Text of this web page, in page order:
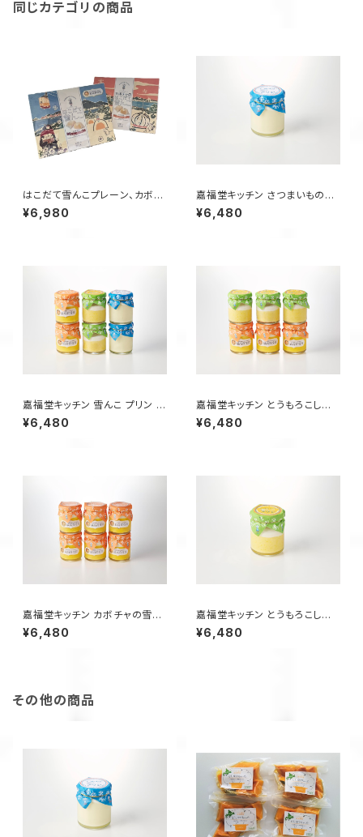
同じカテゴリの商品
はこだて雪んこプレーン、カボチ
ャ6個入×各1箱
¥6,980
嘉福堂キッチン さつまいもの雪
んこ プリン 6個入 / サステナブ
ル 北海道限定 函館 手作り スイ
¥6,480
嘉福堂キッチン 雪んこ プリン シ
リーズ 6個入 （ さつまいも、か
ぼちゃ、とうもろこし×各2個）/
¥6,480
嘉福堂キッチン とうもろこしと
カボチャの雪んこ プリン 2種×3
個入 / サステナブル 北海道限定
¥6,480
嘉福堂キッチン カボチャの雪ん
こ プリン 6個入 / サステナブル
北海道限定 函館 手作り スイー
¥6,480
嘉福堂キッチン とうもろこしの
雪んこ プリン 6個入 / サステナ
ブル 北海道限定 函館 手作り ス
¥6,480
その他の商品